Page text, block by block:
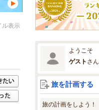
ル表示
ようこそ
ゲスト さん
旅を計画する
旅の計画をしよう！